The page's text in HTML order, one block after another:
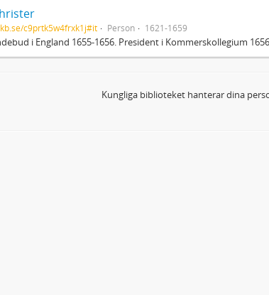
c9prtk5w4frxk1j#it Person 1621-1659
i England 1655-1656. President i Kommerskollegium 1656
Kungliga biblioteket hanterar dina